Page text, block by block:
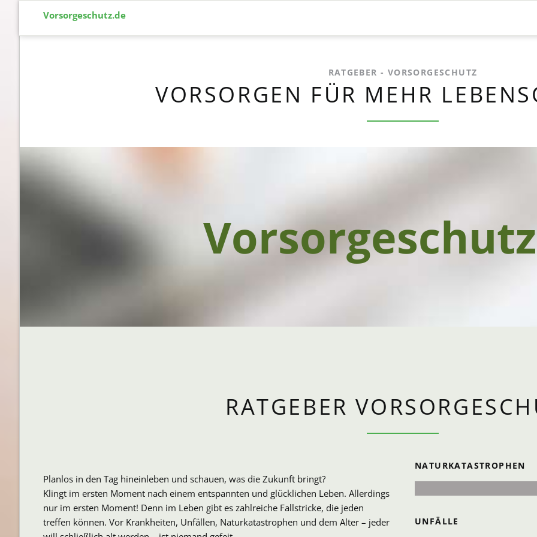
Vorsorgeschutz.de
RATGEBER - VORSORGESCHUTZ
VORSORGEN FÜR MEHR
RATGEBER
Planlos in den Tag hineinleben und schauen, was die Zukunft bringt?
Klingt im ersten Moment nach einem entspannten und glücklichen Leben. Allerdings
nur im ersten Moment! Denn im Leben gibt es zahlreiche Fallstricke, die jeden
treffen können. Vor Krankheiten, Unfällen, Naturkatastrophen und dem Alter – jeder
NATURKATASTROPHEN
UNFÄLLE